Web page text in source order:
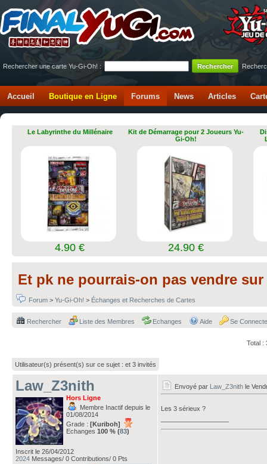
Rechercher une carte Yu-Gi-Oh! :
Accueil Boutique en Ligne Forums News Articles
Le Labyrinthe du Millénaire
4.90 €
Kit de Démarrage pour 2 Joueurs Yu-
Gi-Oh!
24.90 €
Et pk ne pourrais-on pas vendre
Forum > Yu-Gi-Oh! > Échanges et Recherches de Cartes
Rechercher Liste des Membres Echanges Aide Se
Total :
Utilisateur(s) présent(s) sur ce sujet : et 3 invités
Law_Z3nith
Hors Ligne
Membre Inactif depuis le
01/08/2014
Grade : [Kuriboh]
Echanges 100 % (83)
Inscrit le 26/04/2012
2024 Messages/ 0 Contributions/ 0 Pts
Envoyé par Law_Z3nith le
Les 3 sérieux ?